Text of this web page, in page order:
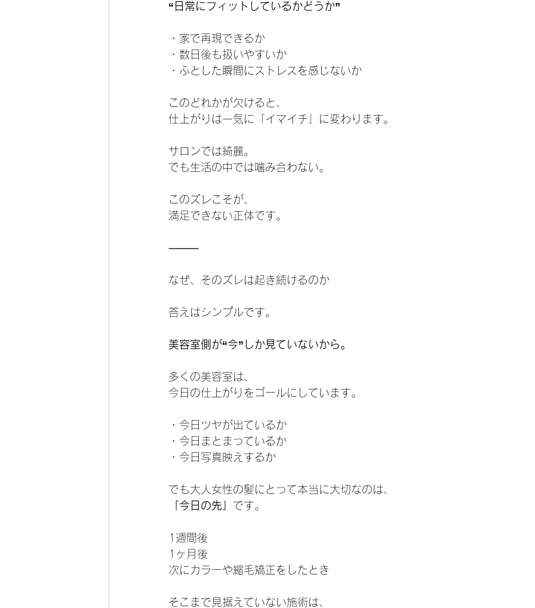
“日常にフィットしているかどうか”
・家で再現できるか
・数日後も扱いやすいか
・ふとした瞬間にストレスを感じないか
このどれかが欠けると、
仕上がりは一気に「イマイチ」に変わります。
サロンでは綺麗。
でも生活の中では噛み合わない。
このズレこそが、
満足できない正体です。
⸻
なぜ、そのズレは起き続けるのか
答えはシンプルです。
美容室側が“今”しか見ていないから。
多くの美容室は、
今日の仕上がりをゴールにしています。
・今日ツヤが出ているか
・今日まとまっているか
・今日写真映えするか
でも大人女性の髪にとって本当に大切なのは、
「今日の先」 です。
1週間後
1ヶ月後
次にカラーや縮毛矯正をしたとき
そこまで見据えていない施術は、